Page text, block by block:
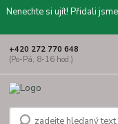
Nenechte si ujít! Přidali
+420 272 770 648
(Po-Pá, 8-16 hod.)